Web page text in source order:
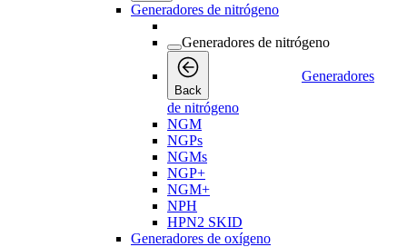
Generadores de nitrógeno
Generadores de nitrógeno
Back
Generadores
de nitrógeno
NGM
NGPs
NGMs
NGP+
NGM+
NPH
HPN2 SKID
Generadores de oxígeno